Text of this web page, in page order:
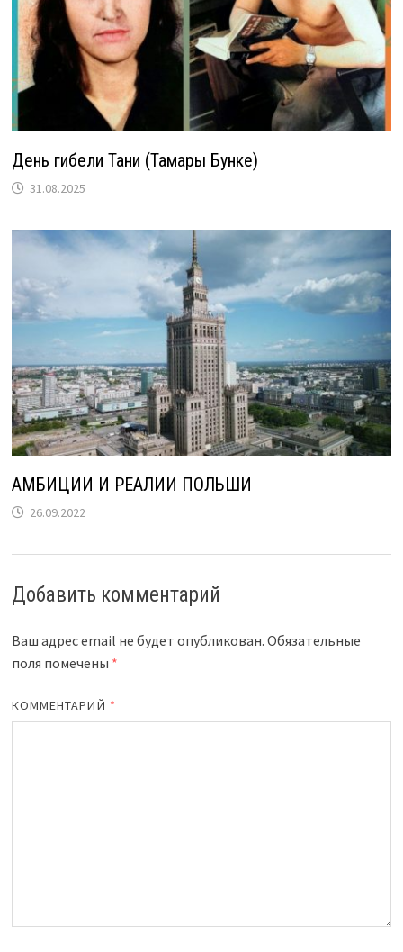
День гибели Тани (Тамары Бунке)
31.08.2025
АМБИЦИИ И РЕАЛИИ ПОЛЬШИ
26.09.2022
Добавить комментарий
Ваш адрес email не будет опубликован. Обязательные
поля помечены *
КОММЕНТАРИЙ *